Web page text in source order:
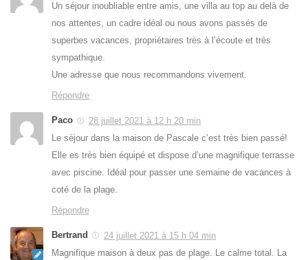
Un séjour inoubliable entre amis, une villa au top au delà de
nos attentes, un cadre idéal ou nous avons passés de
superbes vacances, propriétaires très à l’écoute et très
sympathique.
Une adresse que nous recommandons vivement.
Répondre
Paco
28 juillet 2021 à 12 h 20 min
Le séjour dans la maison de Pascale c’est très bien passé!
Elle es très bien équipé et dispose d’une magnifique terrasse
avec piscine. Idéal pour passer une semaine de vacances à
coté de la plage.
Répondre
Bertrand
24 juillet 2021 à 15 h 04 min
Magnifique maison à deux pas de plage. Le calme total. La